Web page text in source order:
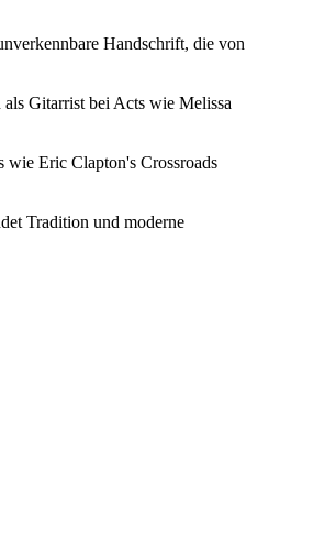
Handschrift, die von
Gitarrist bei Acts wie Melissa
wie Eric Clapton's Crossroads
Tradition und moderne